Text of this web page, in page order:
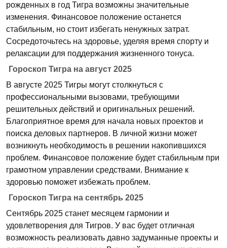
рожденных в год Тигра возможны значительные
изменения. Финансовое положение останется
стабильным, но стоит избегать ненужных затрат.
Сосредоточьтесь на здоровье, уделяя время спорту и
релаксации для поддержания жизненного тонуса.
Гороскоп Тигра на август 2025
В августе 2025 Тигры могут столкнуться с
профессиональными вызовами, требующими
решительных действий и оригинальных решений.
Благоприятное время для начала новых проектов и
поиска деловых партнеров. В личной жизни может
возникнуть необходимость в решении накопившихся
проблем. Финансовое положение будет стабильным при
грамотном управлении средствами. Внимание к
здоровью поможет избежать проблем.
Гороскоп Тигра на сентябрь 2025
Сентябрь 2025 станет месяцем гармонии и
удовлетворения для Тигров. У вас будет отличная
возможность реализовать давно задуманные проекты и